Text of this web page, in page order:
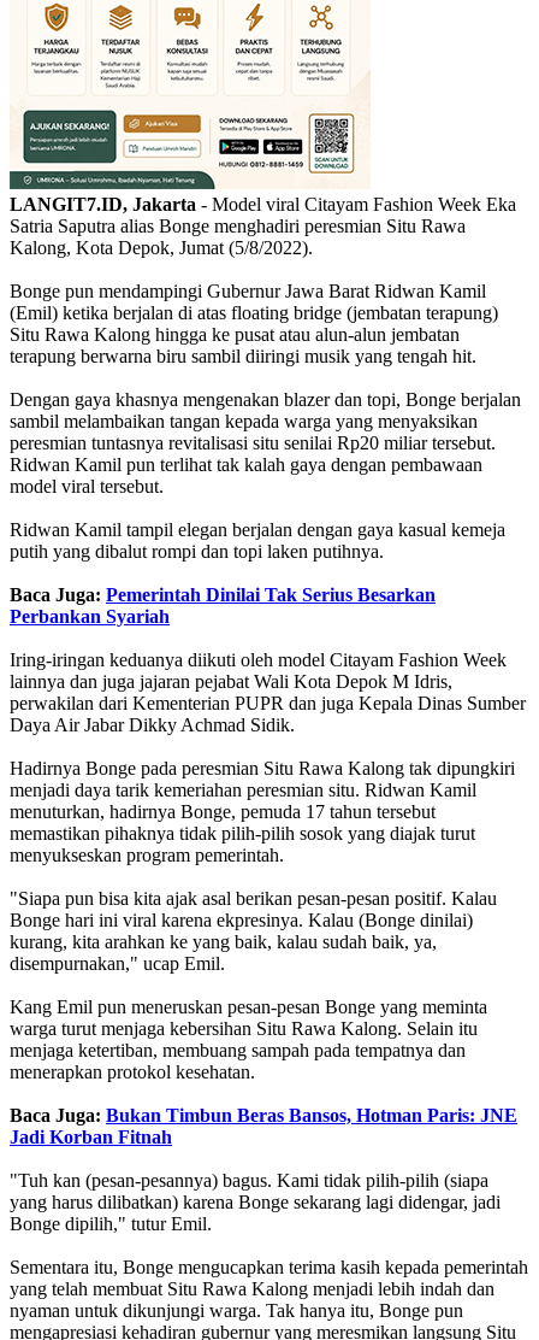
LANGIT7.ID, Jakarta - Model viral Citayam Fashion Week Eka
Satria Saputra alias Bonge menghadiri peresmian Situ Rawa
Kalong, Kota Depok, Jumat (5/8/2022).
Bonge pun mendampingi Gubernur Jawa Barat Ridwan Kamil
(Emil) ketika berjalan di atas floating bridge (jembatan terapung)
Situ Rawa Kalong hingga ke pusat atau alun-alun jembatan
terapung berwarna biru sambil diiringi musik yang tengah hit.
Dengan gaya khasnya mengenakan blazer dan topi, Bonge berjalan
sambil melambaikan tangan kepada warga yang menyaksikan
peresmian tuntasnya revitalisasi situ senilai Rp20 miliar tersebut.
Ridwan Kamil pun terlihat tak kalah gaya dengan pembawaan
model viral tersebut.
Ridwan Kamil tampil elegan berjalan dengan gaya kasual kemeja
putih yang dibalut rompi dan topi laken putihnya.
Baca Juga: Pemerintah Dinilai Tak Serius Besarkan
Perbankan Syariah
Iring-iringan keduanya diikuti oleh model Citayam Fashion Week
lainnya dan juga jajaran pejabat Wali Kota Depok M Idris,
perwakilan dari Kementerian PUPR dan juga Kepala Dinas Sumber
Daya Air Jabar Dikky Achmad Sidik.
Hadirnya Bonge pada peresmian Situ Rawa Kalong tak dipungkiri
menjadi daya tarik kemeriahan peresmian situ. Ridwan Kamil
menuturkan, hadirnya Bonge, pemuda 17 tahun tersebut
memastikan pihaknya tidak pilih-pilih sosok yang diajak turut
menyukseskan program pemerintah.
"Siapa pun bisa kita ajak asal berikan pesan-pesan positif. Kalau
Bonge hari ini viral karena ekpresinya. Kalau (Bonge dinilai)
kurang, kita arahkan ke yang baik, kalau sudah baik, ya,
disempurnakan," ucap Emil.
Kang Emil pun meneruskan pesan-pesan Bonge yang meminta
warga turut menjaga kebersihan Situ Rawa Kalong. Selain itu
menjaga ketertiban, membuang sampah pada tempatnya dan
menerapkan protokol kesehatan.
Baca Juga: Bukan Timbun Beras Bansos, Hotman Paris: JNE
Jadi Korban Fitnah
"Tuh kan (pesan-pesannya) bagus. Kami tidak pilih-pilih (siapa
yang harus dilibatkan) karena Bonge sekarang lagi didengar, jadi
Bonge dipilih," tutur Emil.
Sementara itu, Bonge mengucapkan terima kasih kepada pemerintah
yang telah membuat Situ Rawa Kalong menjadi lebih indah dan
nyaman untuk dikunjungi warga. Tak hanya itu, Bonge pun
mengapresiasi kehadiran gubernur yang meresmikan langsung Situ